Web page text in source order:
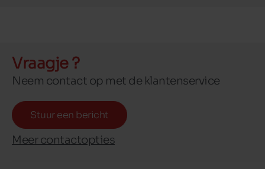
Vraagje ?
Neem contact op met de klantenservice
Stuur een bericht
Meer contactopties